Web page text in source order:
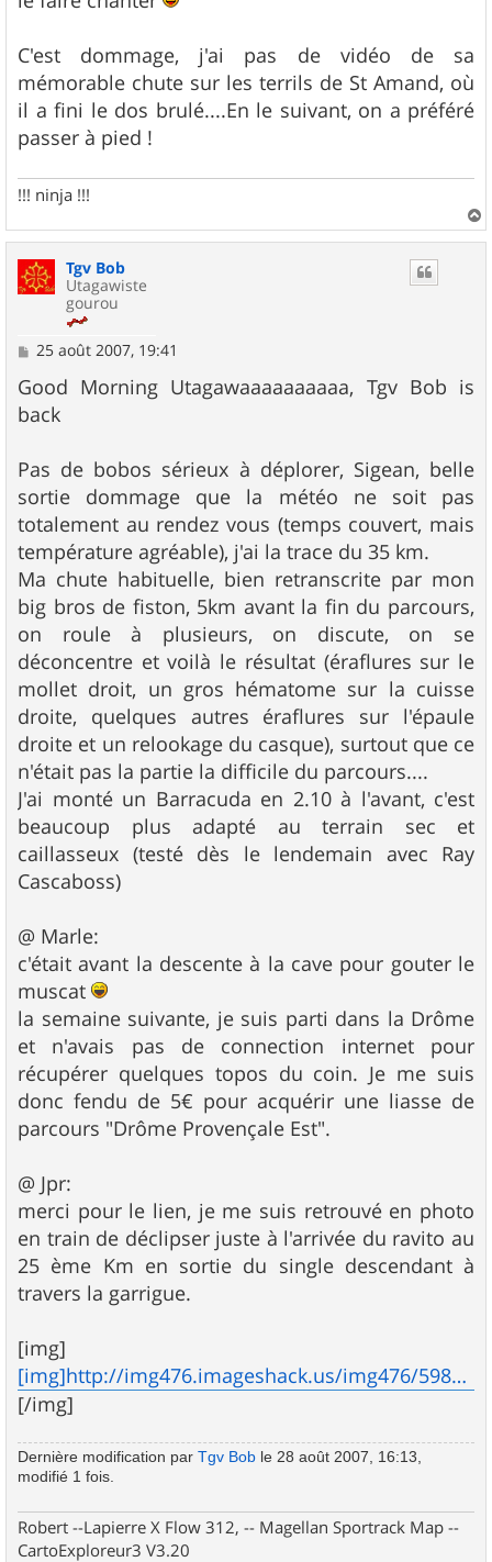
C'est dommage, j'ai pas de vidéo de sa
mémorable chute sur les terrils de St Amand, où
il a fini le dos brulé....En le suivant, on a préféré
passer à pied !
!!! ninja !!!
a
Tgv Bob
Utagawiste
gourou
M
s
s
a
25 août 2007, 19:41
Good Morning Utagawaaaaaaaaaa, Tgv Bob is
back
Pas de bobos sérieux à déplorer, Sigean, belle
sortie dommage que la météo ne soit pas
totalement au rendez vous (temps couvert, mais
température agréable), j'ai la trace du 35 km.
Ma chute habituelle, bien retranscrite par mon
big bros de fiston, 5km avant la fin du parcours,
on roule à plusieurs, on discute, on se
déconcentre et voilà le résultat (éraflures sur le
mollet droit, un gros hématome sur la cuisse
droite, quelques autres éraflures sur l'épaule
droite et un relookage du casque), surtout que ce
n'était pas la partie la difficile du parcours....
J'ai monté un Barracuda en 2.10 à l'avant, c'est
beaucoup plus adapté au terrain sec et
caillasseux (testé dès le lendemain avec Ray
Cascaboss)
@ Marle:
c'était avant la descente à la cave pour gouter le
muscat
la semaine suivante, je suis parti dans la Drôme
et n'avais pas de connection internet pour
récupérer quelques topos du coin. Je me suis
donc fendu de 5€ pour acquérir une liasse de
parcours "Drôme Provençale Est".
@ Jpr:
merci pour le lien, je me suis retrouvé en photo
en train de déclipser juste à l'arrivée du ravito au
25 ème Km en sortie du single descendant à
travers la garrigue.
[img]
[img]http://img476.imageshack.us/img476/5981/9952957481330bgfi5.jpg[/img]
[/img]
Dernière modification par Tgv Bob le 28 août 2007, 16:13,
modifié 1 fois.
Robert --Lapierre X Flow 312, -- Magellan Sportrack Map --
CartoExploreur3 V3.20